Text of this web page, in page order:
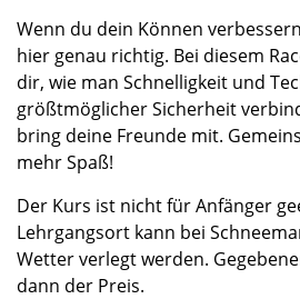
Wenn du dein Können
hier genau richtig. Bei diesem
dir, wie man Schnelligkeit und
größtmöglicher Sicherheit
bring deine Freunde mit.
mehr Spaß!
Der Kurs ist nicht für Anfänger
Lehrgangsort kann bei
Wetter verlegt werden.
dann der Preis.